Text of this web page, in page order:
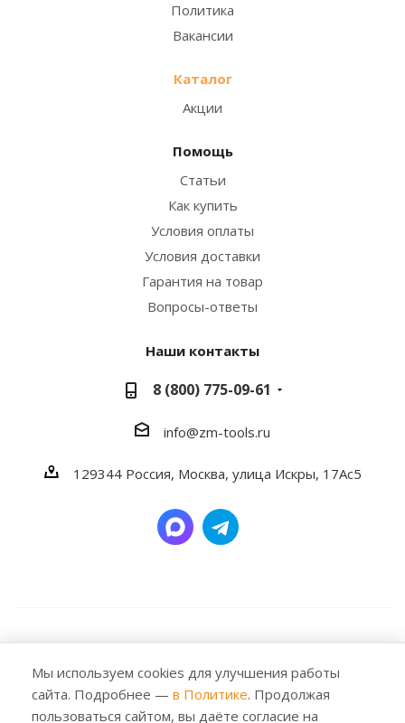
Политика
Вакансии
Каталог
Акции
Помощь
Статьи
Как купить
Условия оплаты
Условия доставки
Гарантия на товар
Вопросы-ответы
Наши контакты
8 (800) 775-09-61
info@zm-tools.ru
129344 Россия, Москва, улица Искры, 17Ас5
Все права защищены. Любое использование либо
копирование материалов или подборки материалов
сайта, элементов дизайна и оформления допускается
Мы используем cookies для улучшения работы
сайта. Подробнее — в Политике. Продолжая
пользоваться сайтом, вы даёте согласие на